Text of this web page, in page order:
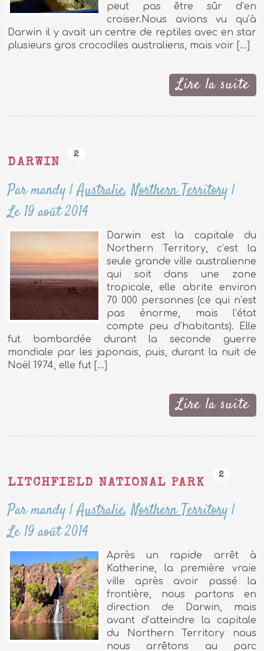
peut pas être sûr d’en
croiser.Nous avions vu qu’à
Darwin il y avait un centre de reptiles avec en star
plusieurs gros crocodiles australiens, mais voir […]
Lire la suite
DARWIN
2
Par mandy |Australie,Northern Territory|
Le 19 août 2014
Darwin est la capitale du
Northern Territory, c’est la
seule grande ville australienne
qui soit dans une zone
tropicale, elle abrite environ
70 000 personnes (ce qui n’est
pas énorme, mais l’état
compte peu d’habitants). Elle
fut bombardée durant la seconde guerre
mondiale par les japonais, puis, durant la nuit de
Noël 1974, elle fut […]
Lire la suite
LITCHFIELD NATIONAL PARK
2
Par mandy |Australie,Northern Territory|
Le 19 août 2014
Après un rapide arrêt à
Katherine, la première vraie
ville après avoir passé la
frontière, nous partons en
direction de Darwin, mais
avant d’atteindre la capitale
du Northern Territory nous
nous arrêtons au parc